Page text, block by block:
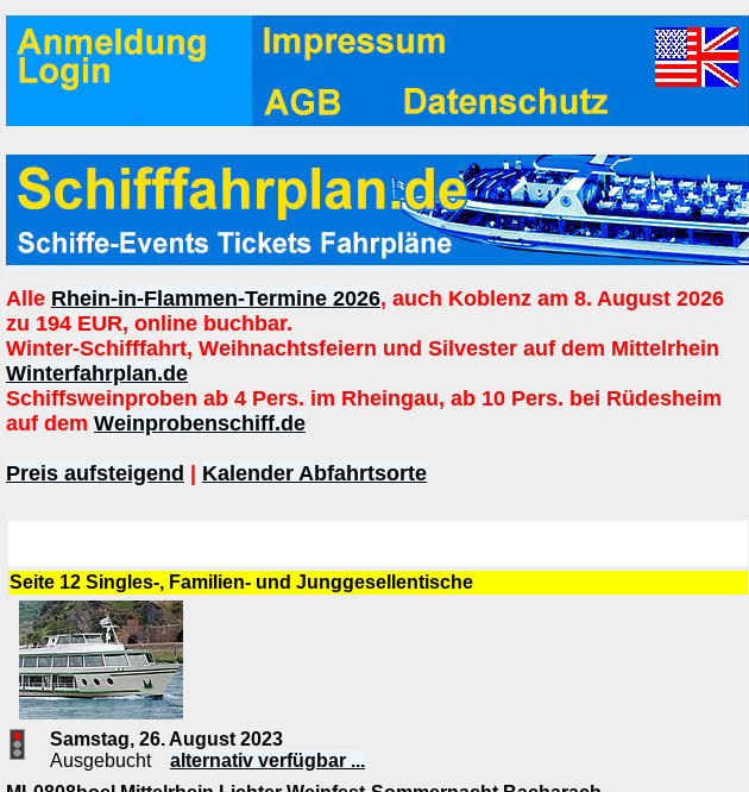
Alle Rhein-in-Flammen-Termine 2026, auch Koblenz am 8. August 2026
zu 194 EUR, online buchbar.
Winter-Schifffahrt, Weihnachtsfeiern und Silvester auf dem Mittelrhein
Winterfahrplan.de
Schiffsweinproben ab 4 Pers. im Rheingau, ab 10 Pers. bei Rüdesheim
auf dem Weinprobenschiff.de
Preis aufsteigend Kalender Abfahrtsorte
Seite 12 Singles-, Familien- und Junggesellentische
Samstag, 26. August 2023
Ausgebucht alternativ verfügbar ...